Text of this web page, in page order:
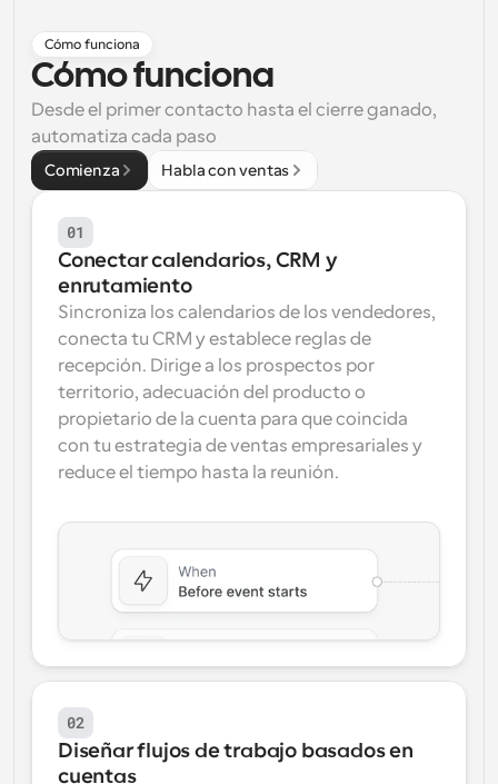
Programación potenciadda con llamadas
impulsadas por IA
Flujos de trabajo
Automatiza la programación y los recordatorios
Blog
Mantente al día con las últimas noticias y
actualizaciones
Reuniones Instantáneas
Reúnete con clientes en minutos
Enlaces de Grupo Dinámico
Reserva reuniones de forma fluida con varias personas
Webhooks
Recibe notificaciones cuando ocurra algo
Cómo funciona
Cómo funciona
Desde el primer contacto hasta el cierre ganado,
automatiza cada paso
Comienza Habla con ventas
01
Conectar calendarios, CRM y
enrutamiento
Sincroniza los calendarios de los vendedores,
conecta tu CRM y establece reglas de
recepción. Dirige a los prospectos por
territorio, adecuación del producto o
propietario de la cuenta para que coincida
con tu estrategia de ventas empresariales y
reduce el tiempo hasta la reunión.
02
Diseñar flujos de trabajo basados en
cuentas